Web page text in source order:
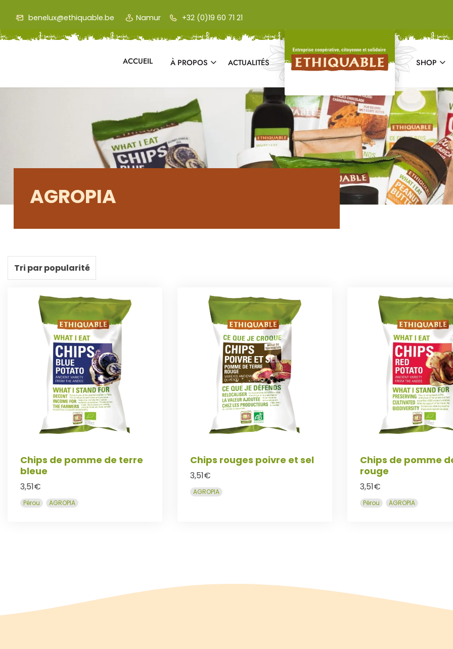
benelux@ethiquable.be Namur +32 (0)19 60 71 21
ACCUEIL À PROPOS ACTUALITÉS SHOP
AGROPIA
Chips de pomme de terre
bleue
3,51€
Pérou AGROPIA
Chips rouges poivre et sel
3,51€
AGROPIA
Chips de pomme
rouge
3,51€
Pérou AGROPIA